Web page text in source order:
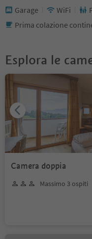
Garage WiFi
Prima colazione
Esplora le
Camera doppia
Massimo 3 ospiti